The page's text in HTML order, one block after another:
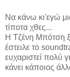
Να κάνω κι'εγώ
τίποτα χθες...
Η Τζένη Μπότση
έστειλε το
ευχαριστεί πολύ
κάνει κάποιος